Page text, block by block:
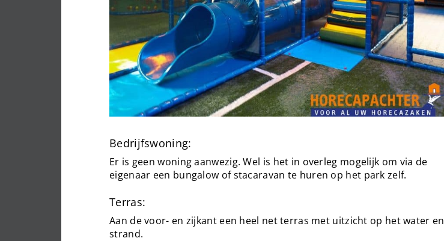
Bedrijfswoning:
Er is geen woning aanwezig. Wel is het in overleg mogelijk om via de
eigenaar een bungalow of stacaravan te huren op het park zelf.
Terras:
Aan de voor- en zijkant een heel net terras met uitzicht op het water en
strand.